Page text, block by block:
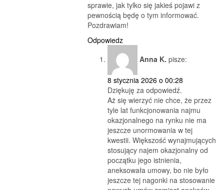
sprawie, jak tylko się jakieś pojawi z
pewnością będę o tym informować.
Pozdrawiam!
Odpowiedz
Anna K. pisze:
8 stycznia 2026 o 00:28
Dziękuję za odpowiedź.
Aż się wierzyć nie chce, że przez
tyle lat funkcjonowania najmu
okazjonalnego na rynku nie ma
jeszcze unormowania w tej
kwestii. Większość wynajmujących
stosujący najem okazjonalny od
początku jego istnienia,
aneksowała umowy, bo nie było
jeszcze tej nagonki na stosowanie